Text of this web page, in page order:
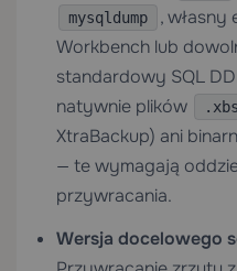
mysqldump
,
Workbench lub
standardowy SQL
natywnie plików
XtraBackup) ani
— te wymagają
przywracania.
Wersja docelowego